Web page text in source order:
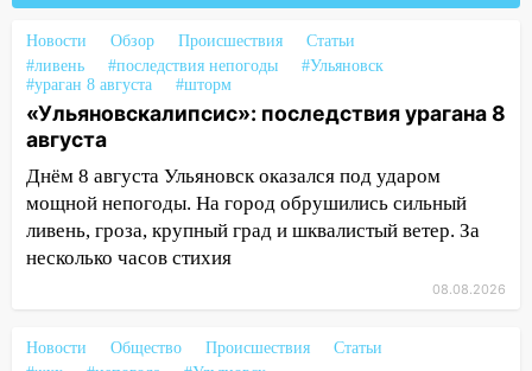
16:17
Мелекесский район первым в
Ульяновской области намолотил более
100 тысяч тонн зерна
15:17 В колледжи и техникумы
Ульяновской области подали более 10
тысяч заявлений
15:04
Фоторепортаж с улиц Ульяновска
после шторма: поваленные деревья и
затопленные улицы
Деева в Заволжье
Новости Обзор Происшествия
Статьи
#ливень
#последствия непогоды
#Ульяновск
#ураган 8 августа
#шторм
«Ульяновскалипсис»: последствия урагана 8
августа
Днём 8 августа Ульяновск оказался под ударом
мощной непогоды. На город обрушились сильный
ливень, гроза, крупный град и шквалистый ветер. За
несколько часов стихия
08.08.2026
Новости Общество Происшествия
Статьи